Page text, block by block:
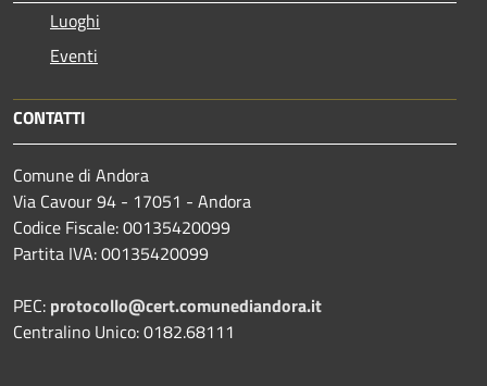
Luoghi
Eventi
CONTATTI
Comune di Andora
Via Cavour 94 - 17051 - Andora
Codice Fiscale: 00135420099
Partita IVA: 00135420099
PEC: protocollo@cert.comunediandora.it
Centralino Unico: 0182.68111